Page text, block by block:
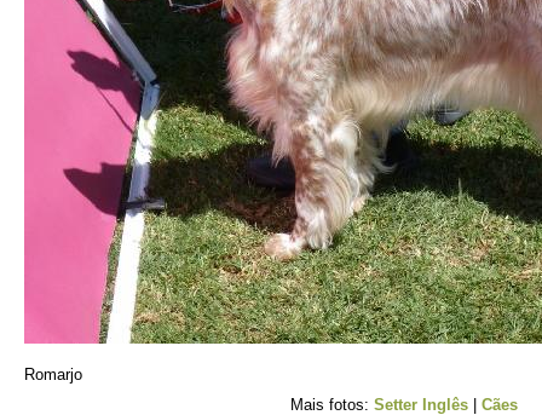
Romarjo
Mais fotos: Setter Inglês Cães